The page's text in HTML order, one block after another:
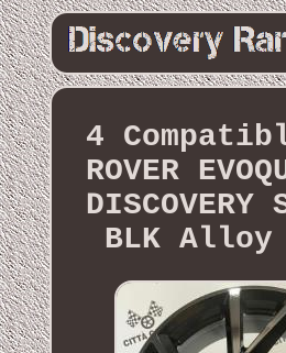
4
ROVER
DISCOVERY
BLK Alloy